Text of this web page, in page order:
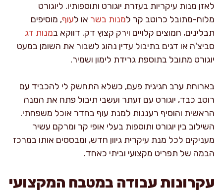
לאזן מנות עיקריות בעזרת יוגורט ותוספותיו. ליוגורט
מלוח-מתובל כרוטב קר למנות בשר או לעוף, מוסיפים
תבלינים, חמוצים קלויים וירק קצוץ דק. דווקא במנות דג
סביצ'ה או דגים בתיבול עדין נהוג לשבור את השומן במעט
יוגורט מתובל בתוספת גרידת לימון ושמיר.
בארוחת ערב חגיגית פעם, כשלא התחשק לי להכביד עם
רוטב כבד, יוגורט עם זעתר ועשבי תיבול פתח את המנה
הראשית והוסיף רעננות למנת עוף בחדר אוכל משפחתי.
השילוב בין יוגורט ותוספות בעלי אופי קר ומרקם עשיר
מעניקים לכל מנת עיקרית גיוון חדש, ומבססים אותו במרכז
הבמה של תפריט מקצועי וביתי כאחד.
עקרונות עבודה במטבח המקצועי